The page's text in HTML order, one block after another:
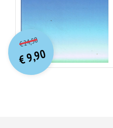
€24,50O
orspr
onkelijke
prijs
was:
€ 24,50.
€9,90
Huidige
prijs
is:
€ 9,90.